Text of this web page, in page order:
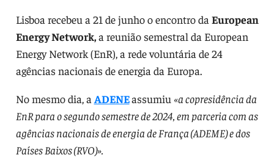
Lisboa recebeu a 21 de junho o encontro da European
Energy Network,a reunião semestral da European
Energy Network (EnR), a rede voluntária de 24
agências nacionais de energia da Europa.
No mesmo dia, a ADENEassumiu «a copresidência da
EnR para o segundo semestre de 2024, em parceria com as
agências nacionais de energia de França (ADEME) e dos
Países Baixos (RVO)».